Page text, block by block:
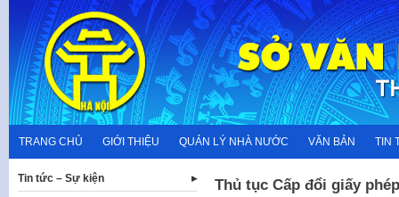
content
TRANG CHỦ GIỚI THIỆU QUẢN LÝ NHÀ NƯỚC VĂN BẢN TIN
Thủ tục Cấp đổi giấy
Tin tức – Sự kiện